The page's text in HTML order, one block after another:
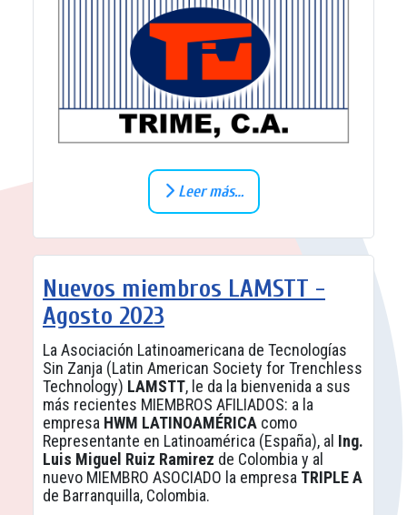
Leer más…
Nuevos miembros LAMSTT -
Agosto 2023
La Asociación Latinoamericana de Tecnologías
Sin Zanja (Latin American Society for Trenchless
Technology) LAMSTT, le da la bienvenida a sus
más recientes MIEMBROS AFILIADOS: a la
empresa HWM LATINOAMÉRICA como
Representante en Latinoamérica (España), al Ing.
Luis Miguel Ruiz Ramirez de Colombia y al
nuevo MIEMBRO ASOCIADO la empresa TRIPLE A
de Barranquilla, Colombia.